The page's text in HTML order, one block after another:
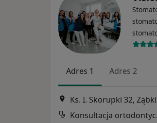
Adres 1 Adres 2
Ks. I. Skorupki 32, Ząbki
Konsultacja